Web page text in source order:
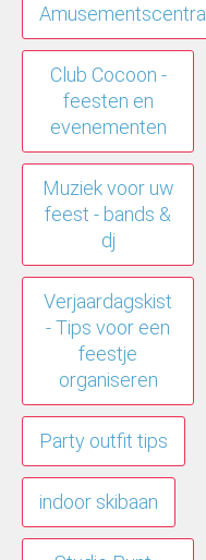
Amusementscentra
Club Cocoon -
feesten en
evenementen
Muziek voor uw
feest - bands &
dj
Verjaardagskist
- Tips voor een
feestje
organiseren
Party outfit tips
indoor skibaan